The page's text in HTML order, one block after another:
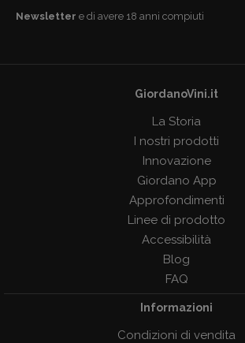
Newsletter e di avere 18 anni compiuti
GiordanoVini.it
La Storia
I nostri prodotti
Innovazione
Giordano App
Approfondimenti
Linee di prodotto
Accessibilità
Blog
FAQ
Informazioni
Condizioni di vendita